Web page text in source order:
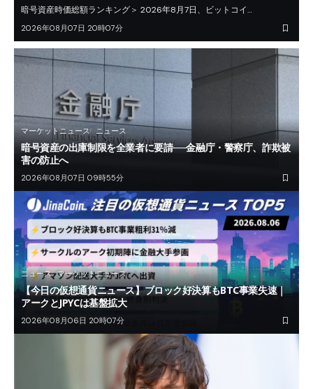
暗号資産時価総額ランキング＞ 2026年8月7日、ビットコイ…
2026年08月07日 20時07分
マーケットニュース ニュース
暗号資産の出庫制限を全業者に要請──金融庁・警察庁、詐欺被
害の防止へ
2026年08月07日 09時55分
ニュース マーケットニュース
【今日の仮想通貨ニュース】ブロック好決算もBTC事業失速｜
アークとJPYCは基盤拡大
2026年08月06日 20時07分